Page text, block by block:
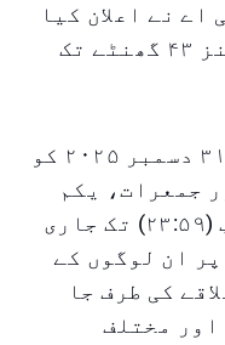
نے اعلان کیا
کہ ریڈ اور گرین میٹرو لائنز ۴۳ گھنٹے تک
بلاوقفہ سروس بدھ کی صبح، ۳۱ دسمبر ۲۰۲۵ کو
اور جمعرات، یکم
جنوری ۲۰۲۶ کو درمیانی شب (۲۳:۵۹) تک جاری
ان لوگوں کے
کی طرف جا
اور مختلف